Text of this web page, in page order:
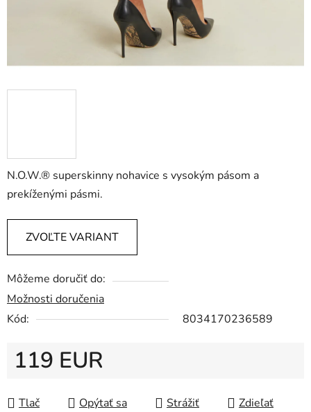
N.O.W.® superskinny nohavice s vysokým pásom a
prekíženými pásmi.
ZVOĽTE VARIANT
Môžeme doručiť do:
Možnosti doručenia
Kód:
8034170236589
119 EUR
Tlač
Opýtať sa Strážiť Zdieľať